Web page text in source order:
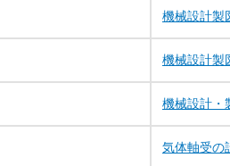
機械設計製
機械設計製
機械設計・
気体軸受の